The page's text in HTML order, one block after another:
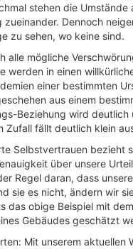
stehen die Umstände
zueinander. Dennoch
zu sehen, wo keine sind.
alle mögliche
werden in einen
einer bestimmten
aus einem
Beziehung wird
Zufall fällt deutlich klein
Selbstvertrauen bezieht
über unsere
Regel daran, dass
sie es nicht, ändern wir
das obige Beispiel mit
Gebäudes geschätzt
Mit unserem aktuellen